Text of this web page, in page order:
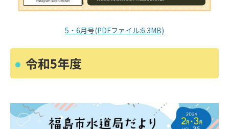
5・6月号(PDFファイル:6.3MB)
令和5年度